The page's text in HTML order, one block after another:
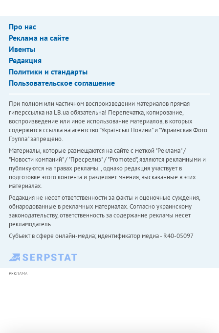
Про нас
Реклама на сайте
Ивенты
Редакция
Политики и стандарты
Пользовательское соглашение
При полном или частичном воспроизведении материалов прямая
гиперссылка на LB.ua обязательна! Перепечатка, копирование,
воспроизведение или иное использование материалов, в которых
содержится ссылка на агентство "Українськi Новини" и "Украинская Фото
Группа" запрещено.
Материалы, которые размещаются на сайте с меткой "Реклама" /
"Новости компаний" / "Пресрелиз" / "Promoted", являются рекламными и
публикуются на правах рекламы. , однако редакция участвует в
подготовке этого контента и разделяет мнения, высказанные в этих
материалах.
Редакция не несет ответственности за факты и оценочные суждения,
обнародованные в рекламных материалах. Согласно украинскому
законодательству, ответственность за содержание рекламы несет
рекламодатель.
Субъект в сфере онлайн-медиа; идентификатор медиа - R40-05097
РЕКЛАМА